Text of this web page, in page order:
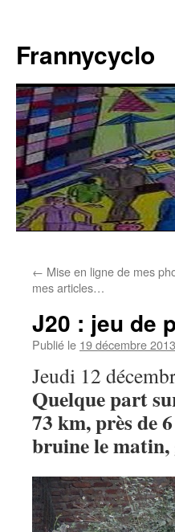
contenu
Frannycyclo
← Mise en ligne de mes
mes articles…
J20 : jeu de
Publié le 19 décembre 2013
Jeudi 12
Quelque part
73 km, près de
bruine le